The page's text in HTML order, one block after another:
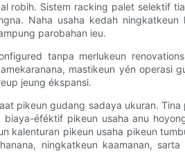
robih. Sistem racking palet selektif
Naha usaha kedah
parobahan ieu.
tanpa merlukeun
mastikeun yén
jeung ékspansi.
pikeun gudang sadaya ukuran.
éféktif pikeun usaha anu
kalenturan pikeun usaha pikeun
ningkatkeun kaamanan,